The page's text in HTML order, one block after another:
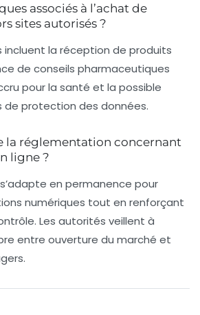
associés à l’achat de
sites autorisés ?
incluent la réception de produits
de conseils pharmaceutiques
pour la santé et la possible
de protection des données.
la réglementation concernant
ligne ?
en permanence pour
numériques tout en renforçant
Les autorités veillent à
entre ouverture du marché et